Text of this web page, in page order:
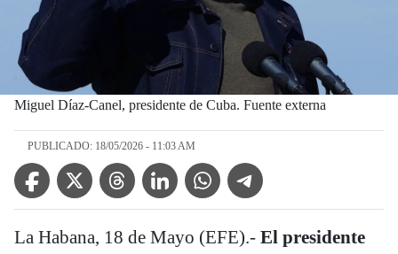
Miguel Díaz-Canel, presidente de Cuba. Fuente externa
PUBLICADO: 18/05/2026 - 11:03 AM
Facebook IconTwitter IconThreads IconLinkedin IconWhatsApp IconTelegram Icon
La Habana, 18 de Mayo (EFE).- El presidente